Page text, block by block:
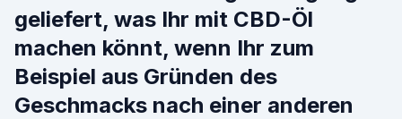
geliefert, was Ihr mit CBD-Öl
machen könnt, wenn Ihr zum
Beispiel aus Gründen des
Geschmacks nach einer anderen